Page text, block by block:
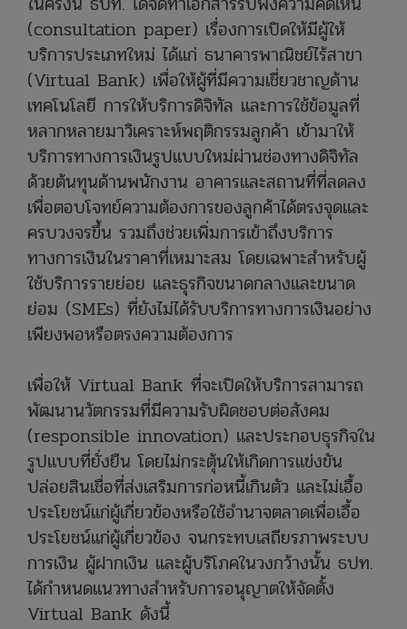
(consultation paper) เรื่องการเปิดให้มีผู้ให้
บริการประเภทใหม่ ได้แก่ ธนาคารพาณิชย์ไร้สาขา
(Virtual Bank) เพื่อให้ผู้ที่มีความเชี่ยวชาญด้าน
เทคโนโลยี การให้บริการดิจิทัล และการใช้ข้อมูลที่
หลากหลายมาวิเคราะห์พฤติกรรมลูกค้า เข้ามาให้
บริการทางการเงินรูปแบบใหม่ผ่านช่องทางดิจิทัล
ด้วยต้นทุนด้านพนักงาน อาคารและสถานที่ที่ลดลง
เพื่อตอบโจทย์ความต้องการของลูกค้าได้ตรงจุดและ
ครบวงจรขึ้น รวมถึงช่วยเพิ่มการเข้าถึงบริการ
ทางการเงินในราคาที่เหมาะสม โดยเฉพาะสำหรับผู้
ใช้บริการรายย่อย และธุรกิจขนาดกลางและขนาด
ย่อม (SMEs) ที่ยังไม่ได้รับบริการทางการเงินอย่าง
เพียงพอหรือตรงความต้องการ
เพื่อให้ Virtual Bank ที่จะเปิดให้บริการสามารถ
พัฒนานวัตกรรมที่มีความรับผิดชอบต่อสังคม
(responsible innovation) และประกอบธุรกิจใน
รูปแบบที่ยั่งยืน โดยไม่กระตุ้นให้เกิดการแข่งขัน
ปล่อยสินเชื่อที่ส่งเสริมการก่อหนี้เกินตัว และไม่เอื้อ
ประโยชน์แก่ผู้เกี่ยวข้องหรือใช้อำนาจตลาดเพื่อเอื้อ
ประโยชน์แก่ผู้เกี่ยวข้อง จนกระทบเสถียรภาพระบบ
การเงิน ผู้ฝากเงิน และผู้บริโภคในวงกว้างนั้น ธปท.
ได้กำหนดแนวทางสำหรับการอนุญาตให้จัดตั้ง
Virtual Bank ดังนี้